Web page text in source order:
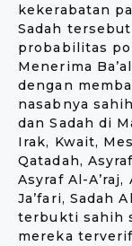
kekerabatan
Sadah
probabilitas
Menerima
dengan
nasabnya
dan Sadah di
Irak, Kwait,
Qatadah,
Asyraf Al-A’raj,
Ja’fari, Sadah
terbukti sahih
mereka